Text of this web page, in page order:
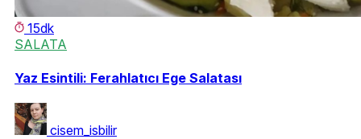
15dk
SALATA
Yaz Esintili: Ferahlatıcı Ege Salatası
cisem_isbilir